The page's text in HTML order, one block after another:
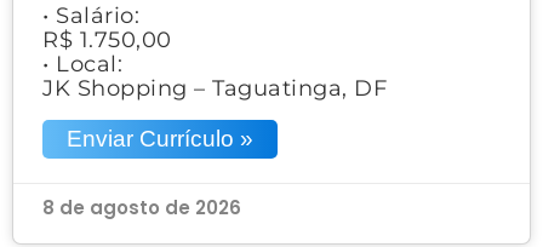
• Salário:
R$ 1.750,00
• Local:
JK Shopping – Taguatinga, DF
Enviar Currículo »
8 de agosto de 2026